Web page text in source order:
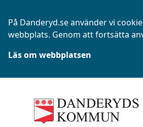
På Danderyd.se använder vi
webbplats. Genom att fortsätta
Läs om webbplatsen